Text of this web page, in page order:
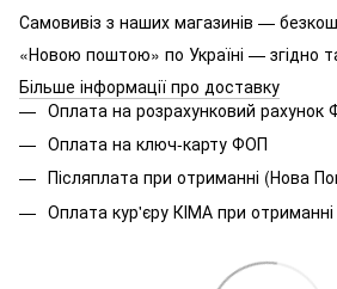
Самовивіз з наших магазинів —
«Новою поштою» по Україні — згідно
Більше інформації про доставку
Оплата на розрахунковий рахунок
Оплата на ключ-карту ФОП
Післяплата при отриманні (Нова
Оплата кур'єру КІМА при